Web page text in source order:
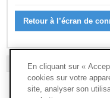
Retour à l’écran de
L’ÉQUIPE DU FORUM-
En cliquant sur «
cookies sur votre
site, analyser son